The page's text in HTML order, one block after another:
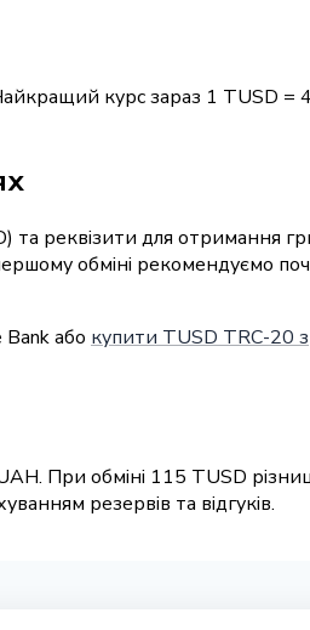
курс зараз 1 TUSD =
та реквізити для отримання
обміні рекомендуємо
або купити TUSD TRC-20 з
При обміні 115 TUSD
резервів та відгуків.